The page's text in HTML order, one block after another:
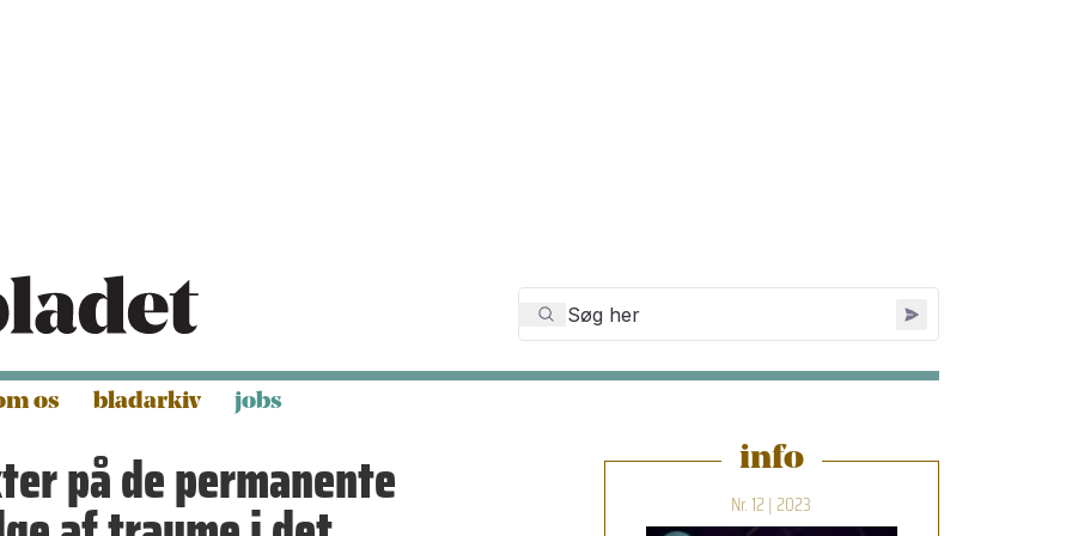
os bladarkiv jobs
på de permanente info
Nr. 12 | 2023